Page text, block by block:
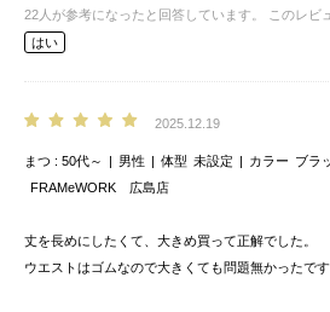
22 人が参考になったと回答しています。
このレビ
はい
2025.12.19
まつ 50代～ 男性 体型 未設定 カラー ブラ
FRAMeWORK 広島店
丈を長めにしたくて、大きめ買って正解でした。
ウエストはゴムなので大きくても問題無かったです